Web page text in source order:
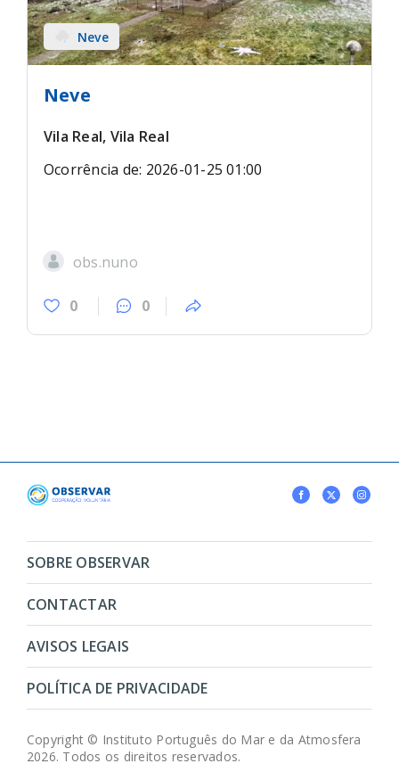
Neve
Neve
Vila Real, Vila Real
Ocorrência de: 2026-01-25 01:00
obs.nuno
0 0
SOBRE OBSERVAR
CONTACTAR
AVISOS LEGAIS
POLÍTICA DE PRIVACIDADE
Copyright © Instituto Português do Mar e da Atmosfera
2026. Todos os direitos reservados.